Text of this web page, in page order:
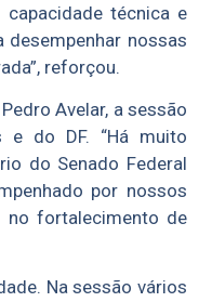
técnica e
desempenhar nossas
reforçou.
Avelar, a sessão
e do DF. “Há muito
do Senado Federal
por nossos
no fortalecimento de
Na sessão vários